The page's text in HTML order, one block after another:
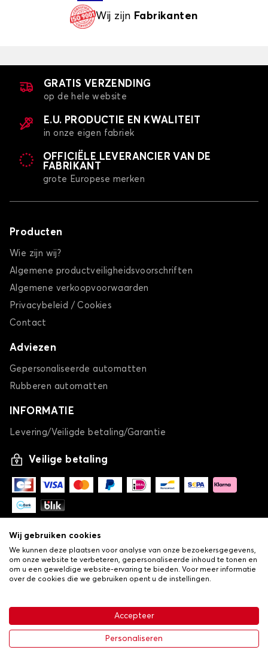
€ 113,43
-25% € 151,24
Wij zijn Fabrikanten
GRATIS VERZENDING
op de hele website
E.U. PRODUCTIE EN KWALITEIT
in onze eigen fabriek
OFFICIËLE LEVERANCIER VAN DE
FABRIKANT
grote Europese merken
Producten
Wie zijn wij?
Algemene productveiligheidsvoorschriften
Algemene verkoopvoorwaarden
Privacybeleid / Cookies
Contact
Adviezen
Gepersonaliseerde automatten
Rubberen automatten
INFORMATIE
Levering/Veiligde betaling/Garantie
Veilige betaling
Algemene verkoopvoorwaarden•Privacy- en cookiebeleid
•Livraison
Wij gebruiken cookies
We kunnen deze plaatsen voor analyse van onze bezoekersgegevens,
om onze website te verbeteren, gepersonaliseerde inhoud te tonen en
om u een geweldige website-ervaring te bieden. Voor meer informatie
over de cookies die we gebruiken opent u de instellingen.
Accepteer
Personaliseren